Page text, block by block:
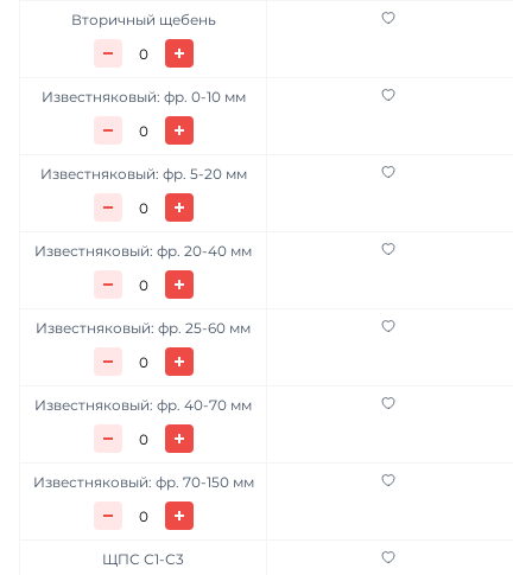
Вторичный щебень
Известняковый: фр. 0-10 мм
Известняковый: фр. 5-20 мм
Известняковый: фр. 20-40 мм
Известняковый: фр. 25-60 мм
Известняковый: фр. 40-70 мм
Известняковый: фр. 70-150 мм
ЩПС С1-С3